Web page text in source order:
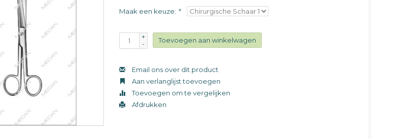
Maak een keuze: *
+
-
Toevoegen aan winkelwagen
Email ons over dit product
Aan verlanglijst toevoegen
Toevoegen om te vergelijken
Afdrukken